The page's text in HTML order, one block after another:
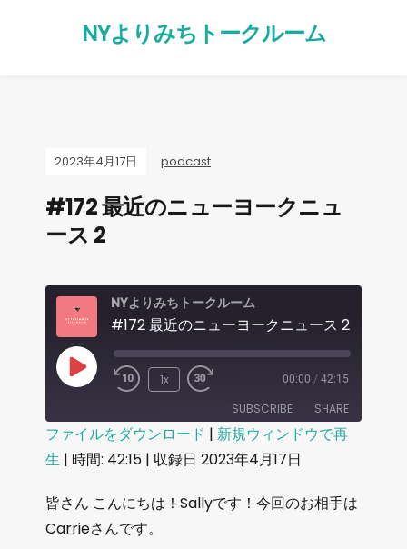
NYよりみちトークルーム
2023年4月17日 podcast
#172 最近のニューヨークニュ
ース 2
NYよりみちトークルーム
#172 最近のニューヨークニュース 2
1x 00:00 / 42:15
SUBSCRIBE SHARE
SHARE
LINK
EMBED
ファイルをダウンロード | 新規ウィンドウで再
生 | 時間: 42:15 | 収録日 2023年4月17日
皆さん こんにちは！Sallyです！今回のお相手は
Carrieさんです。